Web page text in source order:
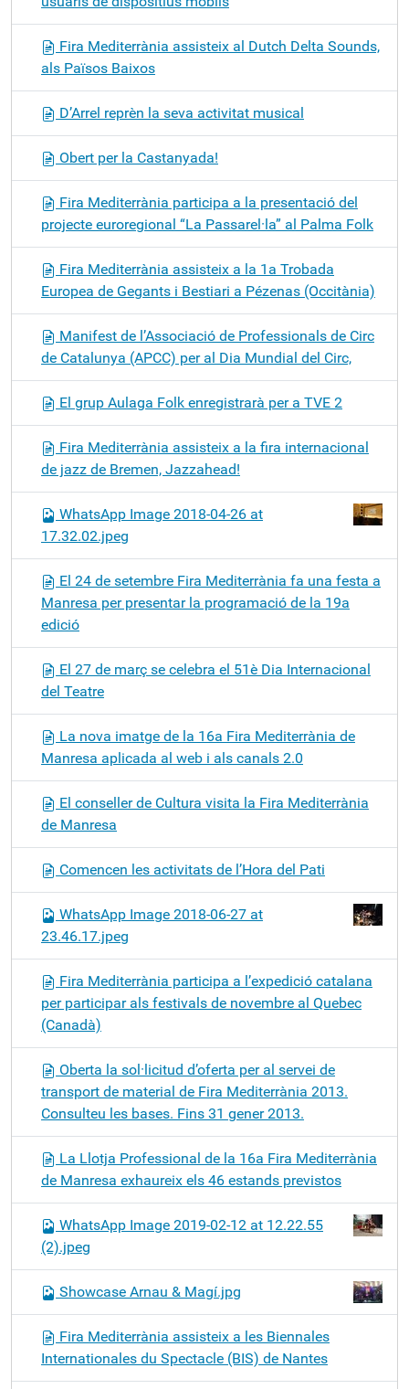
Fira Mediterrània assisteix al Dutch Delta Sounds,
als Països Baixos
D’Arrel reprèn la seva activitat musical
Obert per la Castanyada!
Fira Mediterrània participa a la presentació del
projecte euroregional “La Passarel·la” al Palma Folk
Fira Mediterrània assisteix a la 1a Trobada
Europea de Gegants i Bestiari a Pézenas (Occitània)
Manifest de l’Associació de Professionals de Circ
de Catalunya (APCC) per al Dia Mundial del Circ,
El grup Aulaga Folk enregistrarà per a TVE 2
Fira Mediterrània assisteix a la fira internacional
de jazz de Bremen, Jazzahead!
WhatsApp Image 2018-04-26 at
17.32.02.jpeg
El 24 de setembre Fira Mediterrània fa una festa a
Manresa per presentar la programació de la 19a
edició
El 27 de març se celebra el 51è Dia Internacional
del Teatre
La nova imatge de la 16a Fira Mediterrània de
Manresa aplicada al web i als canals 2.0
El conseller de Cultura visita la Fira Mediterrània
de Manresa
Comencen les activitats de l’Hora del Pati
WhatsApp Image 2018-06-27 at
23.46.17.jpeg
Fira Mediterrània participa a l’expedició catalana
per participar als festivals de novembre al Quebec
(Canadà)
Oberta la sol·licitud d’oferta per al servei de
transport de material de Fira Mediterrània 2013.
Consulteu les bases. Fins 31 gener 2013.
La Llotja Professional de la 16a Fira Mediterrània
de Manresa exhaureix els 46 estands previstos
WhatsApp Image 2019-02-12 at 12.22.55
(2).jpeg
Showcase Arnau & Magí.jpg
Fira Mediterrània assisteix a les Biennales
Internationales du Spectacle (BIS) de Nantes